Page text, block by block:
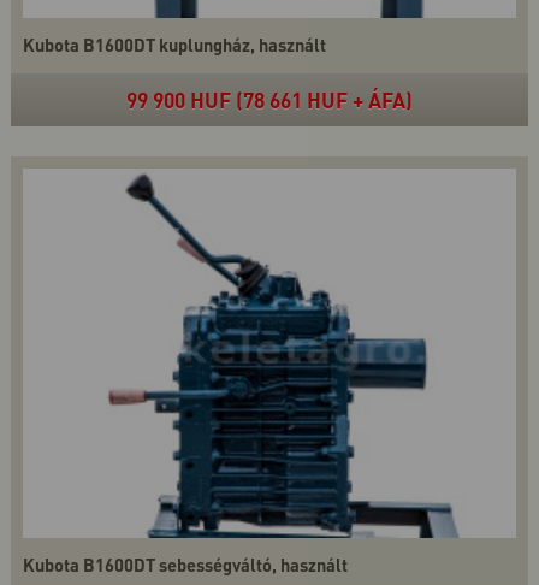
Kubota B1600DT kuplungház, használt
99 900 HUF (78 661 HUF + ÁFA)
Kubota B1600DT sebességváltó, használt